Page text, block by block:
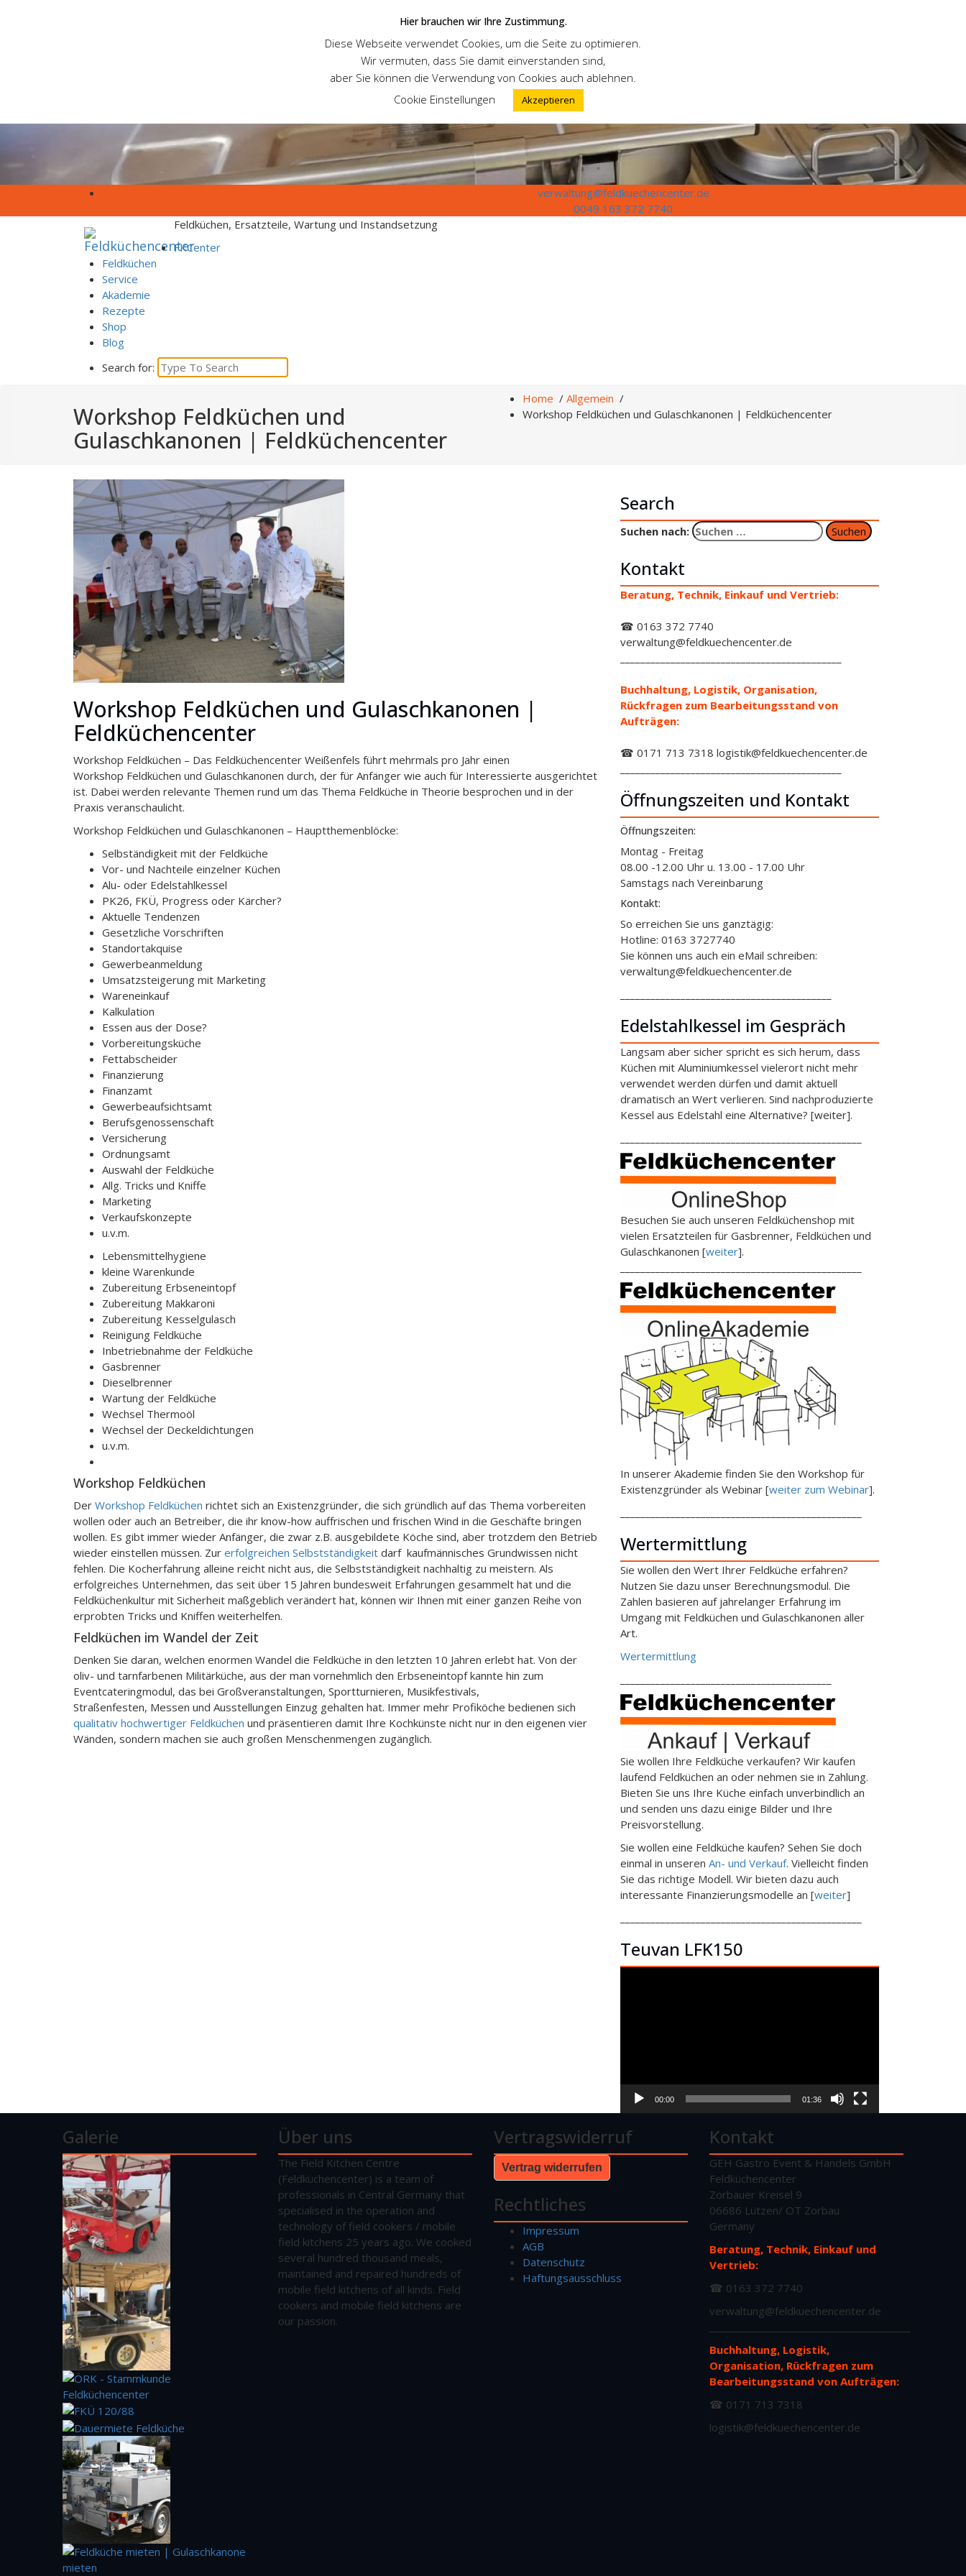
verwaltung@feldkuechencenter.de
0049 163 372 7740
Feldküchen, Ersatzteile, Wartung und Instandsetzung
FKCenter
Feldküchen
Service
Akademie
Rezepte
Shop
Blog
Search for:
Workshop Feldküchen und
Gulaschkanonen | Feldküchencenter
Home / Allgemein /
Workshop Feldküchen und Gulaschkanonen | Feldküchencenter
Workshop Feldküchen und Gulaschkanonen |
Feldküchencenter
Workshop Feldküchen – Das Feldküchencenter Weißenfels führt mehrmals pro Jahr einen
Workshop Feldküchen und Gulaschkanonen durch, der für Anfänger wie auch für Interessierte ausgerichtet
ist. Dabei werden relevante Themen rund um das Thema Feldküche in Theorie besprochen und in der
Praxis veranschaulicht.
Workshop Feldküchen und Gulaschkanonen – Hauptthemenblöcke:
Selbständigkeit mit der Feldküche
Vor- und Nachteile einzelner Küchen
Alu- oder Edelstahlkessel
PK26, FKÜ, Progress oder Kärcher?
Aktuelle Tendenzen
Gesetzliche Vorschriften
Standortakquise
Gewerbeanmeldung
Umsatzsteigerung mit Marketing
Wareneinkauf
Kalkulation
Essen aus der Dose?
Vorbereitungsküche
Fettabscheider
Finanzierung
Finanzamt
Gewerbeaufsichtsamt
Berufsgenossenschaft
Versicherung
Ordnungsamt
Auswahl der Feldküche
Allg. Tricks und Kniffe
Marketing
Verkaufskonzepte
u.v.m.
Lebensmittelhygiene
kleine Warenkunde
Zubereitung Erbseneintopf
Zubereitung Makkaroni
Zubereitung Kesselgulasch
Reinigung Feldküche
Inbetriebnahme der Feldküche
Gasbrenner
Dieselbrenner
Wartung der Feldküche
Wechsel Thermoöl
Wechsel der Deckeldichtungen
u.v.m.
Workshop Feldküchen
Der Workshop Feldküchen richtet sich an Existenzgründer, die sich gründlich auf das Thema vorbereiten
wollen oder auch an Betreiber, die ihr know-how auffrischen und frischen Wind in die Geschäfte bringen
wollen. Es gibt immer wieder Anfänger, die zwar z.B. ausgebildete Köche sind, aber trotzdem den Betrieb
wieder einstellen müssen. Zur erfolgreichen Selbstständigkeit darf kaufmännisches Grundwissen nicht
fehlen. Die Kocherfahrung alleine reicht nicht aus, die Selbstständigkeit nachhaltig zu meistern. Als
erfolgreiches Unternehmen, das seit über 15 Jahren bundesweit Erfahrungen gesammelt hat und die
Feldküchenkultur mit Sicherheit maßgeblich verändert hat, können wir Ihnen mit einer ganzen Reihe von
erprobten Tricks und Kniffen weiterhelfen.
Feldküchen im Wandel der Zeit
Denken Sie daran, welchen enormen Wandel die Feldküche in den letzten 10 Jahren erlebt hat. Von der
oliv- und tarnfarbenen Militärküche, aus der man vornehmlich den Erbseneintopf kannte hin zum
Eventcateringmodul, das bei Großveranstaltungen, Sportturnieren, Musikfestivals,
Straßenfesten, Messen und Ausstellungen Einzug gehalten hat. Immer mehr Profiköche bedienen sich
qualitativ hochwertiger Feldküchen und präsentieren damit Ihre Kochkünste nicht nur in den eigenen vier
Wänden, sondern machen sie auch großen Menschenmengen zugänglich.
Search
Suchen nach:
Kontakt
Beratung, Technik, Einkauf und Vertrieb:
☎ 0163 372 7740
verwaltung@feldkuechencenter.de
Buchhaltung, Logistik, Organisation,
Rückfragen zum Bearbeitungsstand von
Aufträgen:
☎ 0171 713 7318 logistik@feldkuechencenter.de
Öffnungszeiten und Kontakt
Öffnungszeiten:
Montag - Freitag
08.00 -12.00 Uhr u. 13.00 - 17.00 Uhr
Samstags nach Vereinbarung
Kontakt:
So erreichen Sie uns ganztägig:
Hotline: 0163 3727740
Sie können uns auch ein eMail schreiben:
verwaltung@feldkuechencenter.de
Edelstahlkessel im Gespräch
Langsam aber sicher spricht es sich herum, dass
Küchen mit Aluminiumkessel vielerort nicht mehr
verwendet werden dürfen und damit aktuell
dramatisch an Wert verlieren. Sind nachproduzierte
Kessel aus Edelstahl eine Alternative? [weiter].
Besuchen Sie auch unseren Feldküchenshop mit
vielen Ersatzteilen für Gasbrenner, Feldküchen und
Gulaschkanonen [weiter].
In unserer Akademie finden Sie den Workshop für
Existenzgründer als Webinar [weiter zum Webinar].
Wertermittlung
Sie wollen den Wert Ihrer Feldküche erfahren?
Nutzen Sie dazu unser Berechnungsmodul. Die
Zahlen basieren auf jahrelanger Erfahrung im
Umgang mit Feldküchen und Gulaschkanonen aller
Art.
Wertermittlung
Sie wollen Ihre Feldküche verkaufen? Wir kaufen
laufend Feldküchen an oder nehmen sie in Zahlung.
Bieten Sie uns Ihre Küche einfach unverbindlich an
und senden uns dazu einige Bilder und Ihre
Preisvorstellung.
Sie wollen eine Feldküche kaufen? Sehen Sie doch
einmal in unseren An- und Verkauf. Vielleicht finden
Sie das richtige Modell. Wir bieten dazu auch
interessante Finanzierungsmodelle an [weiter]
Teuvan LFK150
00:00 01:36
Galerie Über uns
The Field Kitchen Centre
(Feldküchencenter) is a team of
professionals in Central Germany that
specialised in the operation and
technology of field cookers / mobile
field kitchens 25 years ago. We cooked
several hundred thousand meals,
maintained and repaired hundreds of
mobile field kitchens of all kinds. Field
cookers and mobile field kitchens are
our passion.
Vertragswiderruf
Vertrag widerrufen
Rechtliches
Impressum
AGB
Datenschutz
Haftungsausschluss
Kontakt
GEH Gastro Event & Handels GmbH
Feldküchencenter
Zorbauer Kreisel 9
06686 Lützen/ OT Zorbau
Germany
Beratung, Technik, Einkauf und
Vertrieb:
☎ 0163 372 7740
verwaltung@feldkuechencenter.de
Buchhaltung, Logistik,
Organisation, Rückfragen zum
Bearbeitungsstand von Aufträgen:
☎ 0171 713 7318
logistik@feldkuechencenter.de
Hier brauchen wir Ihre Zustimmung.
Diese Webseite verwendet Cookies, um die Seite zu optimieren.
Wir vermuten, dass Sie damit einverstanden sind,
aber Sie können die Verwendung von Cookies auch ablehnen.
Cookie Einstellungen
Akzeptieren